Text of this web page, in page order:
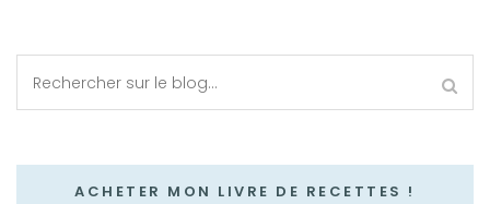
ACHETER MON LIVRE DE RECETTES !